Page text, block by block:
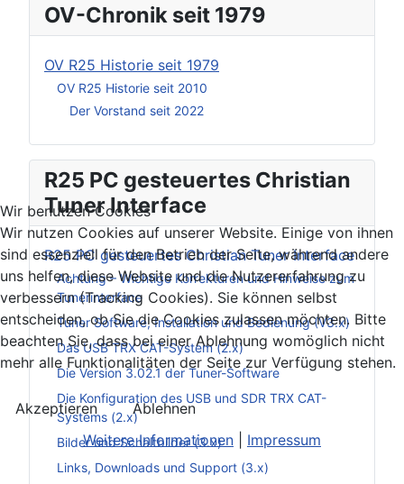
OV-Chronik seit 1979
OV R25 Historie seit 1979
OV R25 Historie seit 2010
Der Vorstand seit 2022
R25 PC gesteuertes Christian
Tuner Interface
R25 PC gesteuertes Christian Tuner Interface
Achtung – Wichtige Korrekturen und Hinweise zum
Tunerinterface
Tuner Software, Installation und Bedienung (V3.x)
Das USB TRX CAT-System (2.x)
Die Version 3.02.1 der Tuner-Software
Die Konfiguration des USB und SDR TRX CAT-
Systems (2.x)
Bilder und Schaltbilder (3.x)
Links, Downloads und Support (3.x)
Wir benutzen Cookies
Wir nutzen Cookies auf unserer Website. Einige von ihnen
sind essenziell für den Betrieb der Seite, während andere
uns helfen, diese Website und die Nutzererfahrung zu
verbessern (Tracking Cookies). Sie können selbst
entscheiden, ob Sie die Cookies zulassen möchten. Bitte
beachten Sie, dass bei einer Ablehnung womöglich nicht
mehr alle Funktionalitäten der Seite zur Verfügung stehen.
Akzeptieren
Ablehnen
Weitere Informationen
Impressum